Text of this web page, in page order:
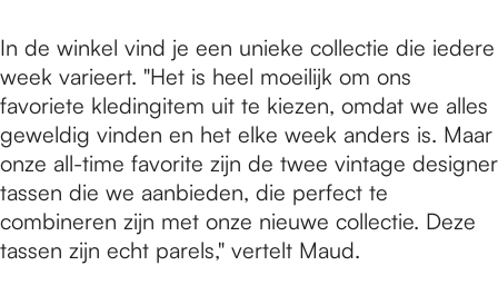
In de winkel vind je een unieke collectie die iedere
week varieert. "Het is heel moeilijk om ons
favoriete kledingitem uit te kiezen, omdat we alles
geweldig vinden en het elke week anders is. Maar
onze all-time favorite zijn de twee vintage designer
tassen die we aanbieden, die perfect te
combineren zijn met onze nieuwe collectie. Deze
tassen zijn echt parels," vertelt Maud.